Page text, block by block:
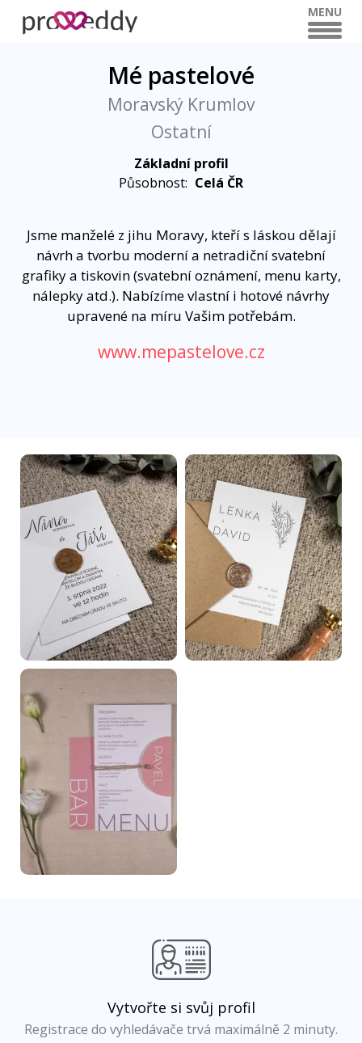
MENU
Mé pastelové
Moravský Krumlov
Ostatní
Základní profil
Působnost: Celá ČR
Jsme manželé z jihu Moravy, kteří s láskou dělají
návrh a tvorbu moderní a netradiční svatební
grafiky a tiskovin (svatební oznámení, menu karty,
nálepky atd.). Nabízíme vlastní i hotové návrhy
upravené na míru Vašim potřebám.
www.mepastelove.cz
Vytvořte si svůj profil
Registrace do vyhledávače trvá maximálně 2 minuty.